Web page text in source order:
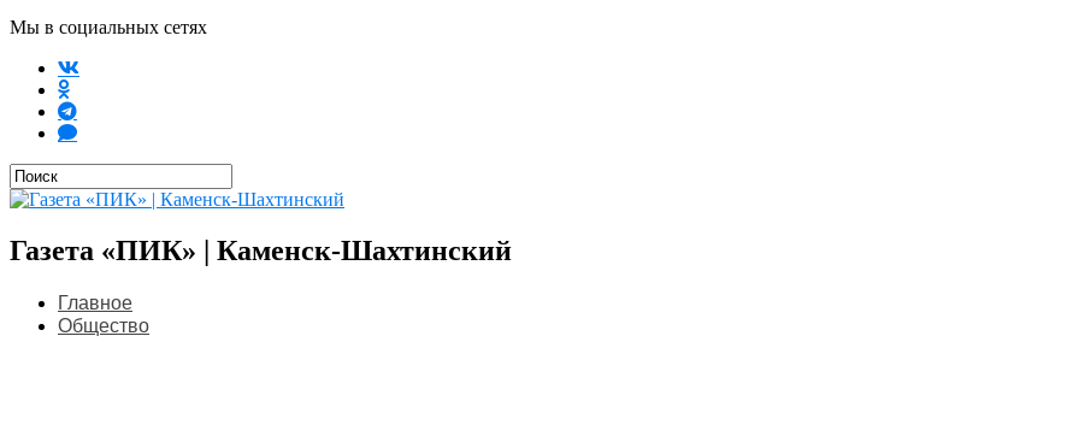
Мы в социальных сетях
Газета «ПИК» | Каменск-Шахтинский
Главное
Общество